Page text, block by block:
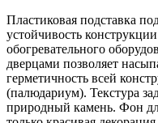
Пластиковая подставка
устойчивость
обогревательного
дверцами позволяет
герметичность всей
(палюдариум). Текстура
природный камень. Фон